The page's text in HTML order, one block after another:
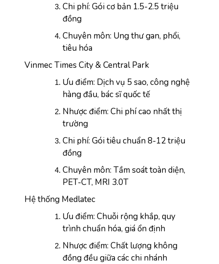
Chi phí: Gói cơ bản 1.5-2.5 triệu
đồng
Chuyên môn: Ung thư gan, phổi,
tiêu hóa
Vinmec Times City & Central Park
Ưu điểm: Dịch vụ 5 sao, công nghệ
hàng đầu, bác sĩ quốc tế
Nhược điểm: Chi phí cao nhất thị
trường
Chi phí: Gói tiêu chuẩn 8-12 triệu
đồng
Chuyên môn: Tầm soát toàn diện,
PET-CT, MRI 3.0T
Hệ thống Medlatec
Ưu điểm: Chuỗi rộng khắp, quy
trình chuẩn hóa, giá ổn định
Nhược điểm: Chất lượng không
đồng đều giữa các chi nhánh